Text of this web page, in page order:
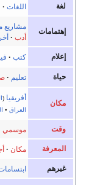
لغة اللغات ·
إهتمامات
مشاريع
أدب ·
إعلام كتب ·
حياة تعليم ·
مكان
أفريقيا (
العراق •
وقت موسمي
المعرفة مكان ·
غيرهم